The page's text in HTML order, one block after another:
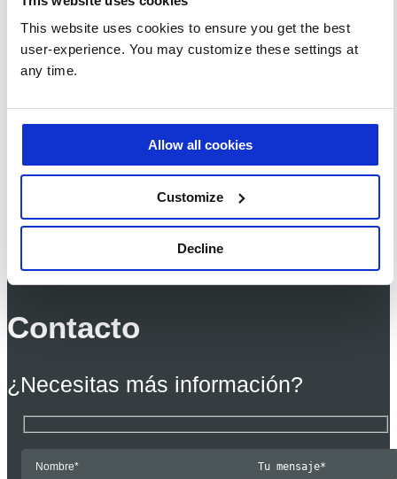
This website uses cookies to ensure you get the best
user-experience. You may customize these settings at
any time.
Allow all cookies
Customize
Decline
Descubre, activa y aplica Copilot Chat con casos
de uso para equipos de IT
Contacto
¿Necesitas más información?